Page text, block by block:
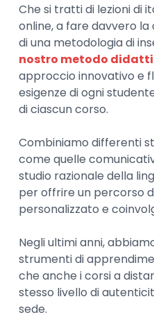
Che si tratti di lezioni di
online, a fare davvero
di una metodologia di
nostro metodo
approccio innovativo e
esigenze di ogni
di ciascun corso.
Combiniamo differenti
come quelle
studio razionale della
per offrire un percorso
personalizzato e
Negli ultimi anni,
strumenti di
che anche i corsi a
stesso livello di
sede.